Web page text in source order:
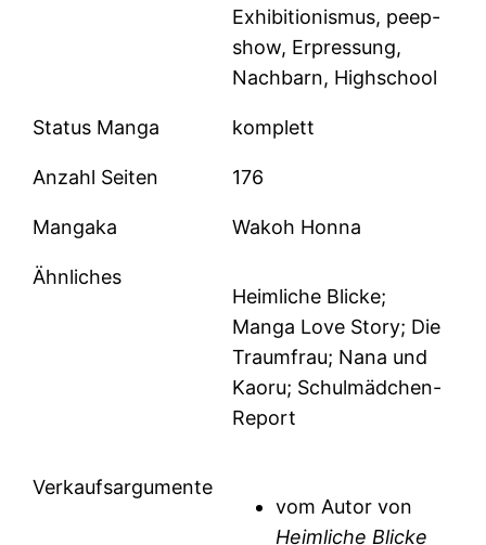
Exhibitionismus, peep-
show, Erpressung,
Nachbarn, Highschool
Status Manga komplett
Anzahl Seiten 176
Mangaka Wakoh Honna
Ähnliches
Heimliche Blicke;
Manga Love Story; Die
Traumfrau; Nana und
Kaoru; Schulmädchen-
Report
Verkaufsargumente
vom Autor von
Heimliche Blicke